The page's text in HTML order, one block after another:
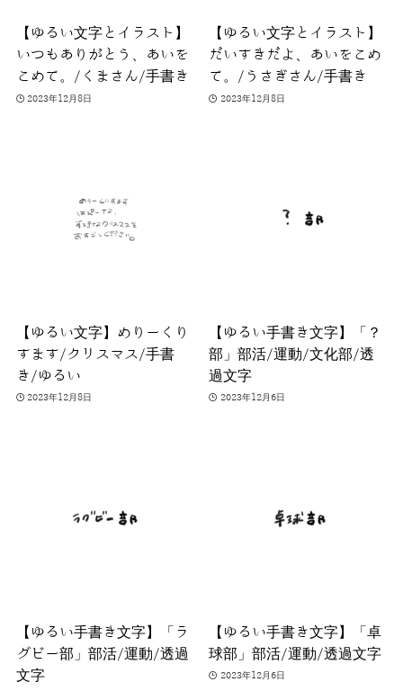
【ゆるい文字とイラスト】
いつもありがとう、あいを
こめて。/くまさん/手書き
2023年12月8日
【ゆるい文字とイラスト】
だいすきだよ、あいをこめ
て。/うさぎさん/手書き
2023年12月8日
【ゆるい文字】めりーくり
すます/クリスマス/手書
き/ゆるい
2023年12月8日
【ゆるい手書き文字】「？
部」部活/運動/文化部/透
過文字
2023年12月6日
【ゆるい手書き文字】「ラ
グビー部」部活/運動/透過
文字
【ゆるい手書き文字】「卓
球部」部活/運動/透過文字
2023年12月6日